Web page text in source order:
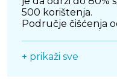
500 korištenja.
Područje čišćenja
+ prikaži sve